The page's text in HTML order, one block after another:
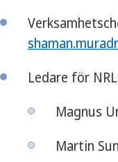
Ledare för
Magnus
Martin